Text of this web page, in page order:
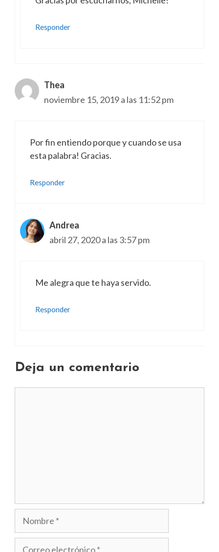
Responder
Thea
noviembre 15, 2019 a las 11:52 pm
Por fin entiendo porque y cuando se usa
esta palabra! Gracias.
Responder
Andrea
abril 27, 2020 a las 3:57 pm
Me alegra que te haya servido.
Responder
Deja un comentario